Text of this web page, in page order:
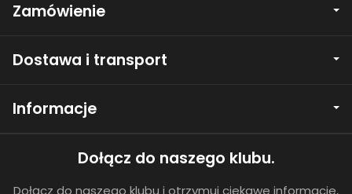
Zamówienie
Dostawa i transport
Informacje
Dołącz do naszego klubu.
Dołącz do naszego klubu i otrzymuj ciekawe informacje,